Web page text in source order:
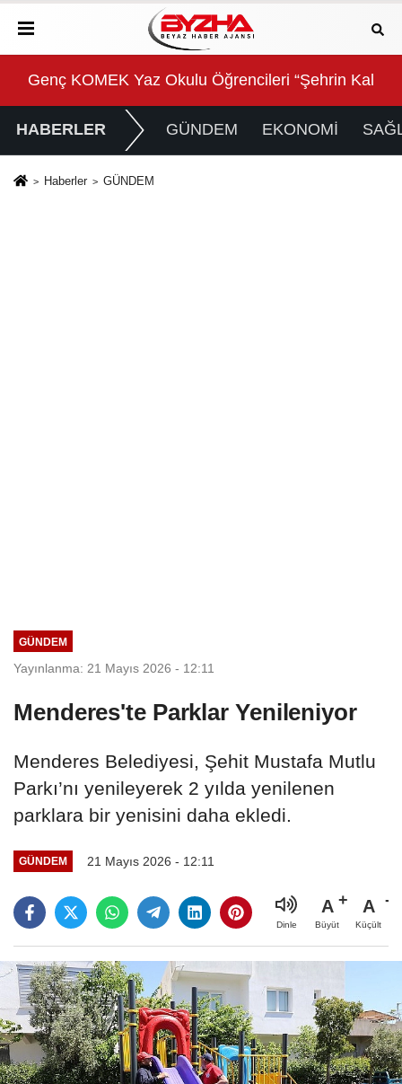
Yolculuk” Yaptı
Beyin sağlığı anne karnında başlıyor!
HABERLER GÜNDEM EKONOMİ
Haberler GÜNDEM
GÜNDEM
Yayınlanma: 21 Mayıs 2026 - 12:11
Menderes'te Parklar Yenileniyor
Menderes Belediyesi, Şehit Mustafa Mutlu
Parkı’nı yenileyerek 2 yılda yenilenen
parklara bir yenisini daha ekledi.
GÜNDEM 21 Mayıs 2026 - 12:11
Dinle
A
Büyüt
A
Küçült